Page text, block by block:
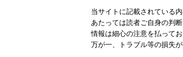
当サイトに記載されている
あたっては読者ご自身の判
情報は細心の注意を払って
万が一、トラブル等の損失